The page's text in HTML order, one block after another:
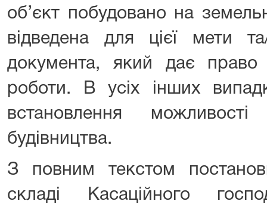
об’єкт побудовано на
відведена для цієї мети
документа, який дає право
роботи. В усіх інших
встановлення
будівництва.
З повним текстом
складі Касаційного